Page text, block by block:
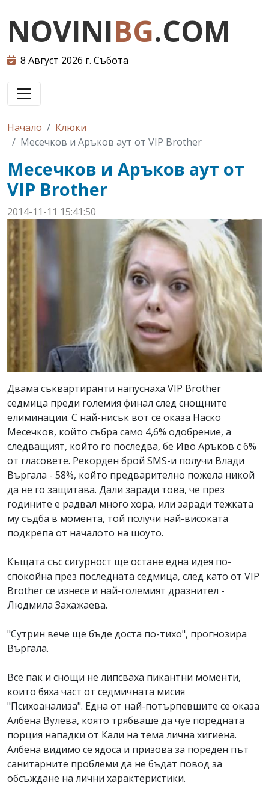
NOVINIBG.COM
8 Август 2026 г. Събота
Начало
Клюки
Месечков и Аръков аут от VIP Brother
Месечков и Аръков аут от
VIP Brother
2014-11-11 15:41:50
Двама съквартиранти напуснаха VIP Brother
седмица преди големия финал след снощните
елиминации. С най-нисък вот се оказа Наско
Месечков, който събра само 4,6% одобрение, а
следващият, който го последва, бе Иво Аръков с 6%
от гласовете. Рекорден брой SMS-и получи Влади
Въргала - 58%, който предварително пожела никой
да не го защитава. Дали заради това, че през
годините е радвал много хора, или заради тежката
му съдба в момента, той получи най-високата
подкрепа от началото на шоуто.
Къщата със сигурност ще остане една идея по-
спокойна през последната седмица, след като от VIP
Brother се изнесе и най-големият дразнител -
Людмила Захажаева.
"Сутрин вече ще бъде доста по-тихо", прогнозира
Въргала.
Все пак и снощи не липсваха пикантни моменти,
които бяха част от седмичната мисия
"Психоанализа". Една от най-потърпевшите се оказа
Албена Вулева, която трябваше да чуе поредната
порция нападки от Кали на тема лична хигиена.
Албена видимо се ядоса и призова за пореден път
санитарните проблеми да не бъдат повод за
обсъждане на лични характеристики.